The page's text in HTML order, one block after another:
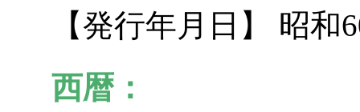
【発行年月日】 昭和
西暦：